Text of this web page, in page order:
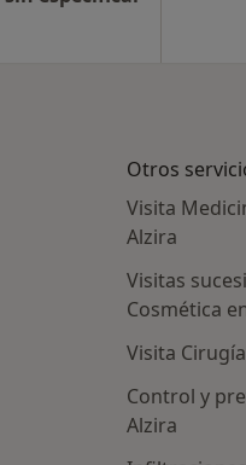
Otros
Visita
Alzira
Visitas
Cosmética
Visita
Control y
Alzira